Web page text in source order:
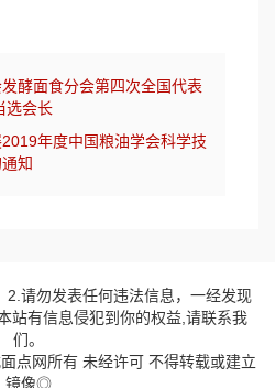
酵面食分会第四次全国代表
选会长
年度中国粮油学会科学技
知
2.请勿发表任何违法信息，一经发现
站有信息侵犯到你的权益,请联系我
们。
点网所有 未经许可 不得转载或建立
镜像◎